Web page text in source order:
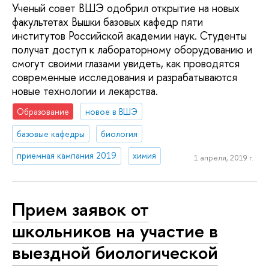
Ученый совет ВШЭ одобрил открытие на новых
факультетах Вышки базовых кафедр пяти
институтов Российской академии наук. Студенты
получат доступ к лабораторному оборудованию и
смогут своими глазами увидеть, как проводятся
современные исследования и разрабатываются
новые технологии и лекарства.
Образование
новое в ВШЭ
базовые кафедры
биология
приемная кампания 2019
химия 1 апреля, 2019 г.
Прием заявок от
школьников на участие в
выездной биологической